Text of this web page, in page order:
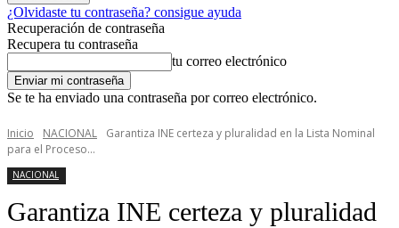
¿Olvidaste tu contraseña? consigue ayuda
Recuperación de contraseña
Recupera tu contraseña
tu correo electrónico
Se te ha enviado una contraseña por correo electrónico.
Inicio NACIONAL
Garantiza INE certeza y pluralidad en la Lista Nominal
para el Proceso...
NACIONAL
Garantiza INE certeza y pluralidad